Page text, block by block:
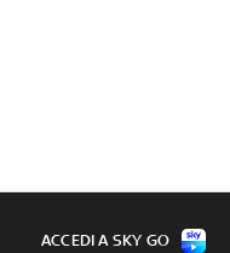
ACCEDI A SKY GO